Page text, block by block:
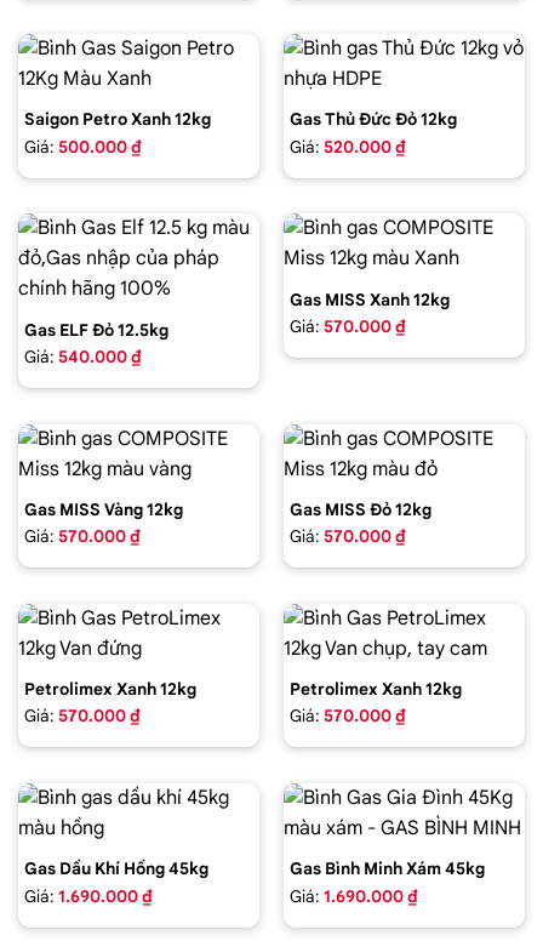
Saigon Petro Xanh 12kg
Giá: 500.000 ₫
Gas Thủ Đức Đỏ 12kg
Giá: 520.000 ₫
Gas ELF Đỏ 12.5kg
Giá: 540.000 ₫
Gas MISS Xanh 12kg
Giá: 570.000 ₫
Gas MISS Vàng 12kg
Giá: 570.000 ₫
Gas MISS Đỏ 12kg
Giá: 570.000 ₫
Petrolimex Xanh 12kg
Giá: 570.000 ₫
Petrolimex Xanh 12kg
Giá: 570.000 ₫
Gas Dầu Khí Hồng 45kg
Giá: 1.690.000 ₫
Gas Bình Minh Xám 45kg
Giá: 1.690.000 ₫